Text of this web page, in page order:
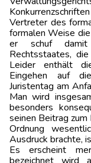
Vertreter des
formalen Weise
er schuf damit
Rechtsstaates,
Leider enthält
Eingehen auf
Juristentag am
Man wird
besonders
seinen Beitrag
Ordnung
Ausdruck brachte,
Es erscheint